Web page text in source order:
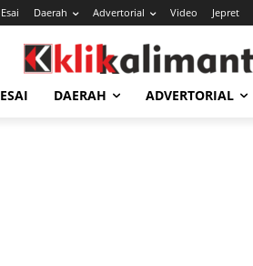
Esai Daerah Advertorial Video Jepret
ESAI DAERAH ADVERTORIAL